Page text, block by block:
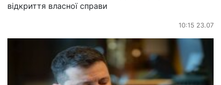
відкриття власної справи
10:15 23.07